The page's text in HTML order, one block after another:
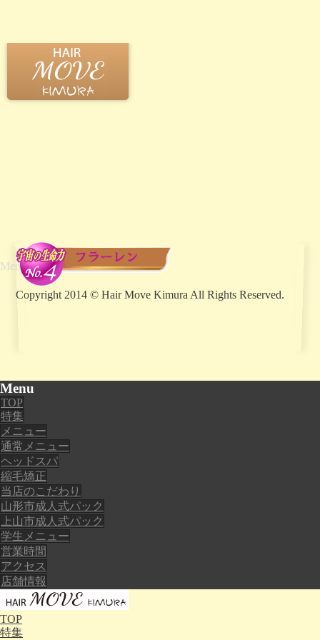
Menu
Menu
TOP
特集
メニュー
通常メニュー
ヘッドスパ
縮毛矯正
当店のこだわり
山形市成人式パック
上山市成人式パック
学生メニュー
営業時間
アクセス
店舗情報
TOP
特集
Copyright 2014 © Hair Move Kimura All Rights Reserved.